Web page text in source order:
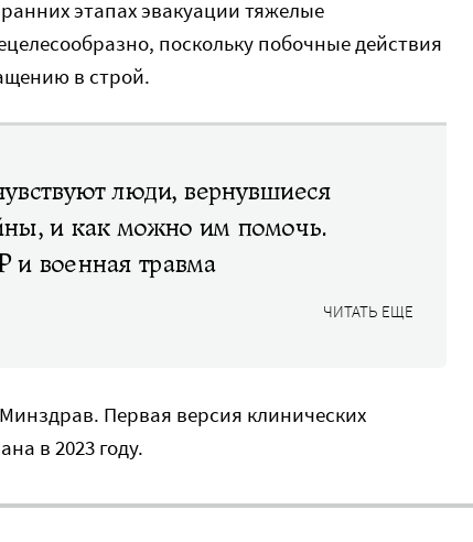
этапах эвакуации тяжелые
поскольку побочные действия
в строй.
люди, вернувшиеся
и как можно им помочь.
и военная травма
ЧИТАТЬ ЕЩЕ
Первая версия клинических
в 2023 году.